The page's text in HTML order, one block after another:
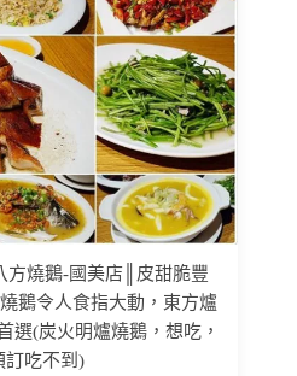
方燒鵝-國美店║皮甜脆豐
鵝令人食指大動，東方爐
選(炭火明爐燒鵝，想吃，
訂吃不到)